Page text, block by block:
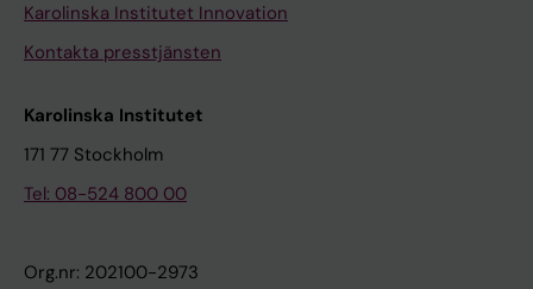
Karolinska Institutet Innovation
Kontakta presstjänsten
Karolinska Institutet
171 77 Stockholm
Tel: 08-524 800 00
Org.nr: 202100-2973